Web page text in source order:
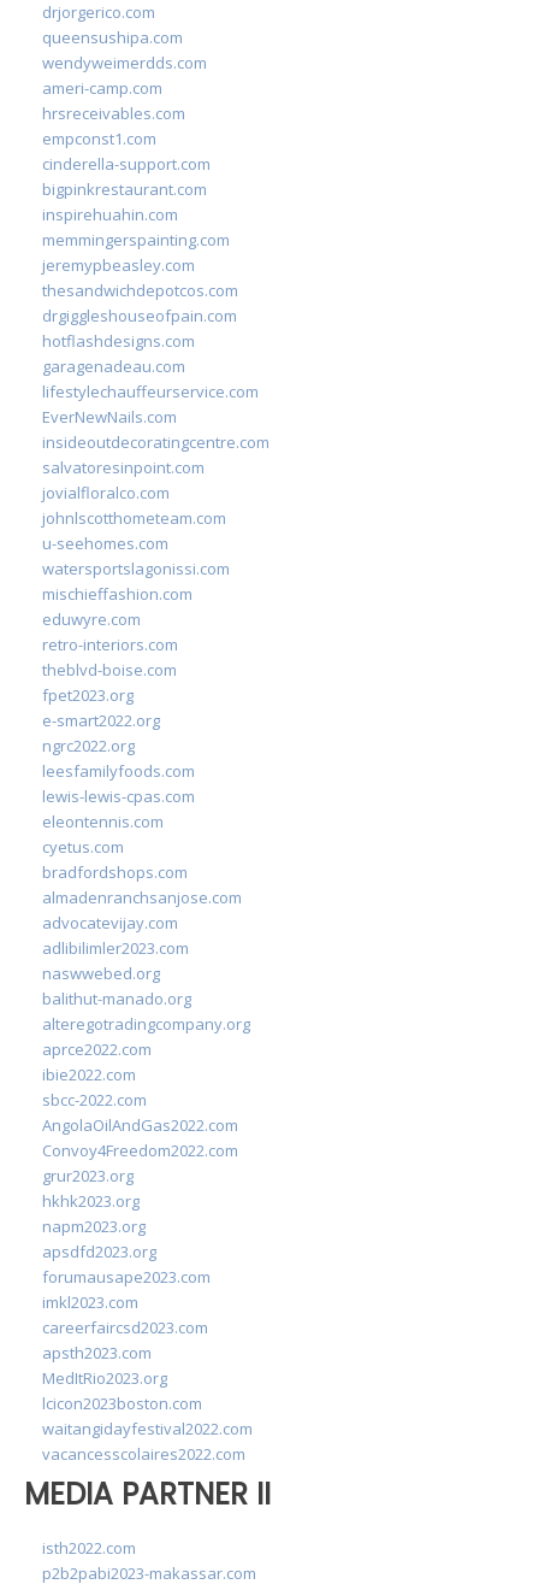
drjorgerico.com
queensushipa.com
wendyweimerdds.com
ameri-camp.com
hrsreceivables.com
empconst1.com
cinderella-support.com
bigpinkrestaurant.com
inspirehuahin.com
memmingerspainting.com
jeremypbeasley.com
thesandwichdepotcos.com
drgiggleshouseofpain.com
hotflashdesigns.com
garagenadeau.com
lifestylechauffeurservice.com
EverNewNails.com
insideoutdecoratingcentre.com
salvatoresinpoint.com
jovialfloralco.com
johnlscotthometeam.com
u-seehomes.com
watersportslagonissi.com
mischieffashion.com
eduwyre.com
retro-interiors.com
theblvd-boise.com
fpet2023.org
e-smart2022.org
ngrc2022.org
leesfamilyfoods.com
lewis-lewis-cpas.com
eleontennis.com
cyetus.com
bradfordshops.com
almadenranchsanjose.com
advocatevijay.com
adlibilimler2023.com
naswwebed.org
balithut-manado.org
alteregotradingcompany.org
aprce2022.com
ibie2022.com
sbcc-2022.com
AngolaOilAndGas2022.com
Convoy4Freedom2022.com
grur2023.org
hkhk2023.org
napm2023.org
apsdfd2023.org
forumausape2023.com
imkl2023.com
careerfaircsd2023.com
apsth2023.com
MedItRio2023.org
lcicon2023boston.com
waitangidayfestival2022.com
vacancesscolaires2022.com
MEDIA PARTNER II
isth2022.com
p2b2pabi2023-makassar.com